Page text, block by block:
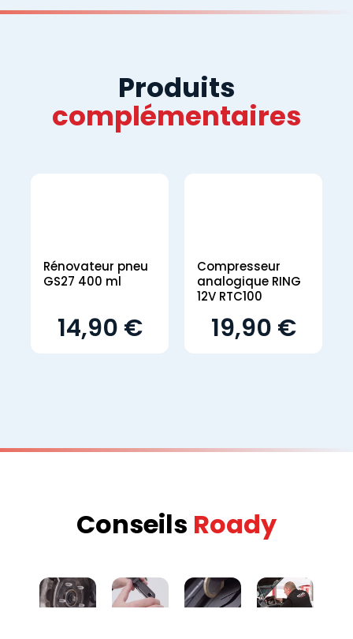
Produits
complémentaires
Rénovateur pneu
GS27 400 ml
14,90 €
Compresseur
analogique RING
12V RTC100
19,90 €
Conseils Roady